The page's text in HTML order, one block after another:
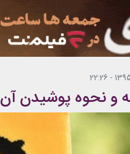
و نحوه پوشیدن آن